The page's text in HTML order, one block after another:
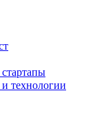
технологии